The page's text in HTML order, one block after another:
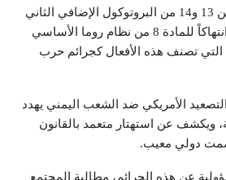
لاهاي لعام 1907، والمادتين 13 و14 من البروتوكول الإضافي الثاني
لاتفاقيات جنيف، كما تُعد انتهاكاً للمادة 8 من نظام روما الأساسي
التي تصنف هذه الأفعال كجرائم حرب
الأمريكي ضد الشعب اليمني يهدد
ويكشف عن استهتار متعمد بالقانون
صمت دولي معيب.
عن هذه الجرائم، مطالبة المجتمع